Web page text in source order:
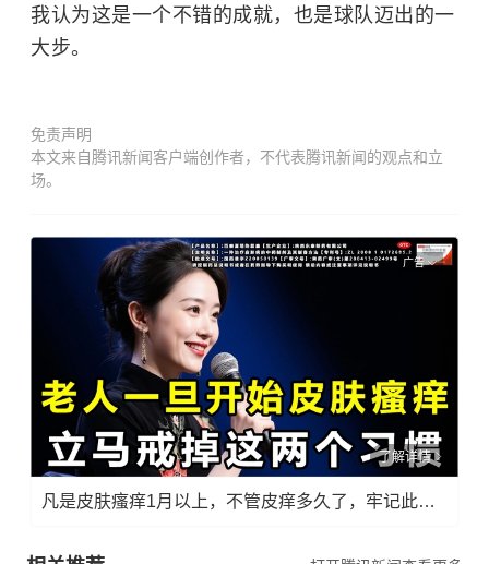
我认为这是一个不错的成就，也是球队迈出的一
大步。
免责声明
本文来自腾讯新闻客户端创作者，不代表腾讯新闻的观点和立
场。
广告
了解详情
凡是皮肤瘙痒1月以上，不管皮痒多久了，牢记此法，快！准！狠！